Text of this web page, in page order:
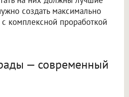
создать максимально
комплексной проработкой
— современный